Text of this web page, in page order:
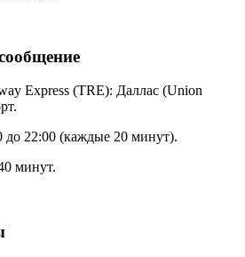
Express (TRE): Даллас (Union
до 22:00 (каждые 20 минут).
минут.